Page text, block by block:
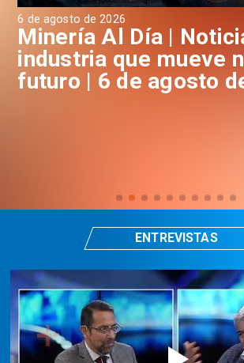
6 de agosto de 2026
Minería Al Día |
industria que mueve
futuro | 6 de agosto
ENTREVISTAS